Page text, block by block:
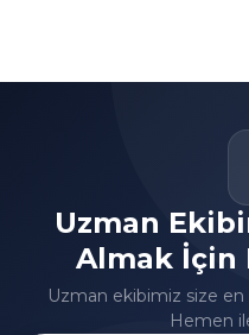
Uzman
Almak İçin
Uzman ekibimiz size en
Hemen